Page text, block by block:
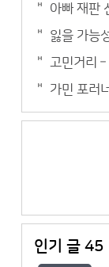
아빠 재판
잃을 가능
고민거리
가민 포러
인기 글 45